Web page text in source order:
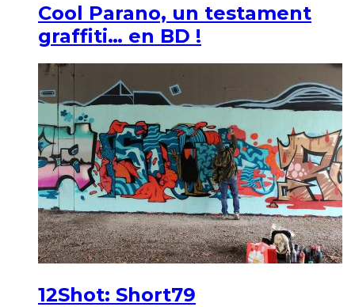
Cool Parano, un testament
graffiti… en BD !
12Shot: Short79